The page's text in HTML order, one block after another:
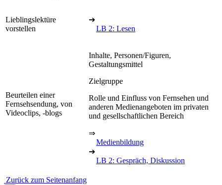
Lieblingslektüre
vorstellen
➔
LB 2: Lesen
Beurteilen einer
Fernsehsendung, von
Videoclips, -blogs
Inhalte, Personen/Figuren,
Gestaltungsmittel
Zielgruppe
Rolle und Einfluss von Fernsehen und
anderen Medienangeboten im privaten
und gesellschaftlichen Bereich
⇒
Medienbildung
➔
LB 2: Gespräch, Diskussion
Zurück zum Seitenanfang